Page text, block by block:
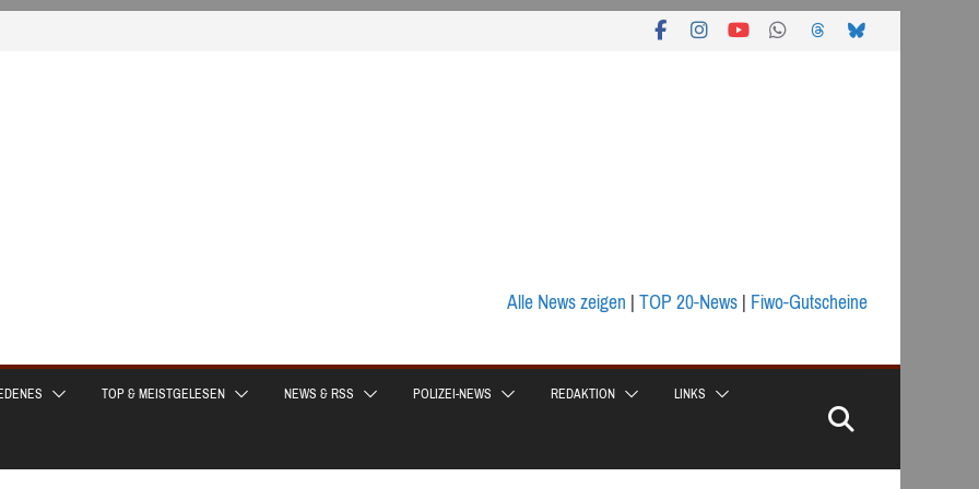
Alle News zeigen|TOP 20-News|Fiwo-Gutscheine
TOP & MEISTGELESEN NEWS & RSS POLIZEI-NEWS REDAKTION LINKS